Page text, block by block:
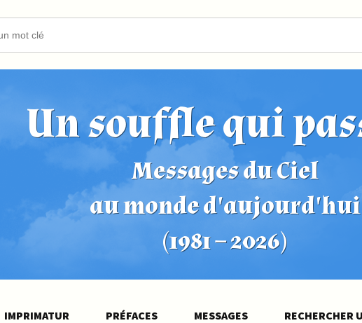
Un souffle qui
Messages du Ciel
au monde d'aujourd'hui
(1981 – 2026)
IMPRIMATUR PRÉFACES MESSAGES RECHERCHER